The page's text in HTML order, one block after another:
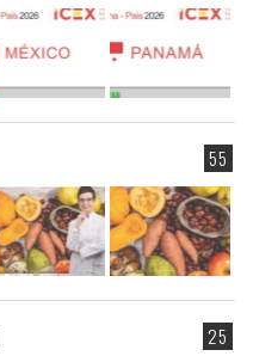
55
25